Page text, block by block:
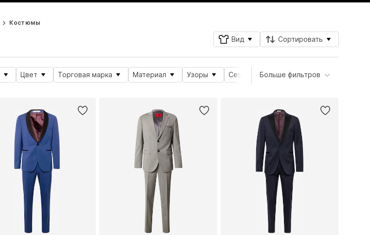
Костюмы
Вид Сортировать
Цвет Торговая марка Материал Узоры Сезон Свойства продукта
Больше фильтров